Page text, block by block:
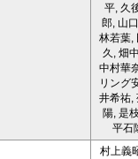
平, 久
郎, 山
林若葉,
久, 畑
中村華
リング
井希祐,
陽, 是
平石
村上義